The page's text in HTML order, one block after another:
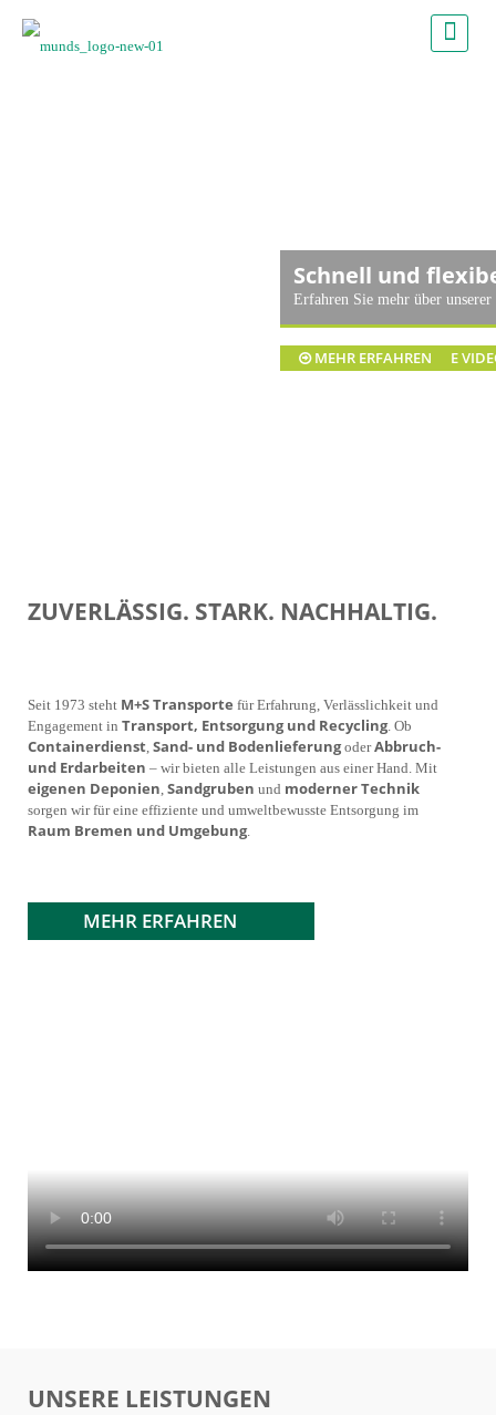
MEHR ERFAHRENIMAGE
Schnell und
Erfahren Sie mehr über unserer
ZUVERLÄSSIG. STARK. NACHHALTIG.
Seit 1973 steht M+S Transporte für Erfahrung, Verlässlichkeit und
Engagement in Transport, Entsorgung und Recycling. Ob
Containerdienst, Sand- und BodenlieferungoderAbbruch-
und Erdarbeiten – wir bieten alle Leistungen aus einer Hand. Mit
eigenen Deponien, Sandgruben und moderner Technik
sorgen wir für eine effiziente und umweltbewusste Entsorgung im
Raum Bremen und Umgebung.
MEHR ERFAHREN
UNSERE LEISTUNGEN